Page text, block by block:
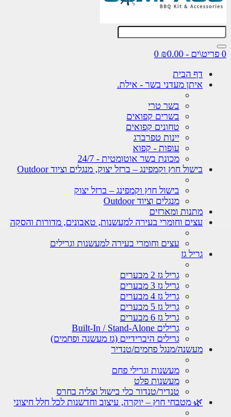
0 פריט\ים - ₪0.00
0
דף הבית
איתן מעדני בשר - אילת.
בשר טרי
בשרים קפואים
טחונים קפואים
יינות טפרברג
עופות - קפוא
מכונת בשר אוטומטית - 24/7
בישול חוץ וקמפינג – ברזל יצוק, מנגלים וציוד Outdoor
בישול חוץ וקמפינג – ברזל יצוק
מנגלים וציוד Outdoor
מתנות ומארזים
עצים וחומרי בעירה למעשנות, טאבונים, מדורות והסקה
עצים וחומרי בעירה למעשנות וגרילים
גריל גז
גריל גז 2 מבערים
גריל גז 3 מבערים
גריל גז 4 מבערים
גריל גז 5 מבערים
גריל גז 6 מבערים
גרילים Built-In / Stand-Alone
גרילים היברידיים (גז מעשנה ופחמים)
מעשנה/מנגל פחמים/טנדיר
מעשנות וגרילי פחם
מעשנות פלט
טנדיר/טנדור כלי בישול וצליה בחרס
🌿 מטבחי חוץ – יוקרה, עיצוב וחדשנות לכל חלל חיצוני